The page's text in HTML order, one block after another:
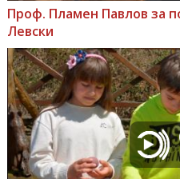
Проф. Пламен Павлов за
Левски